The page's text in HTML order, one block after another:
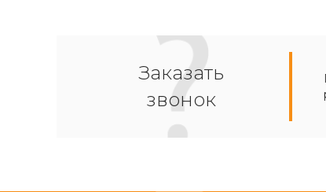
Заказать
звонок